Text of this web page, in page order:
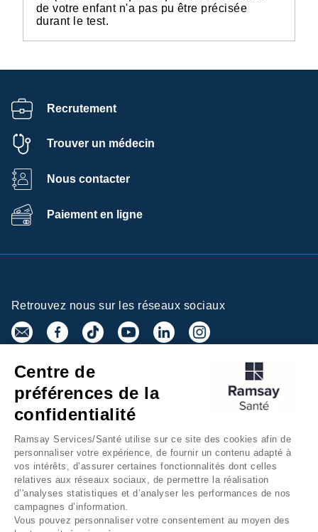
de votre enfant n'a pas pu être précisée
durant le test.
Recrutement
Trouver un médecin
Nous contacter
Paiement en ligne
Retrouvez nous sur les réseaux sociaux
Inscrivez-vous à la newsletter
Groupe Ramsay Santé
Centre de
préférences de la
confidentialité
Ramsay Services/Santé utilise sur ce site des cookies afin de
personnaliser votre expérience, de fournir un contenu adapté à
vos intérêts, d’assurer certaines fonctionnalités dont celles
relatives aux réseaux sociaux, de permettre la réalisation
d’'analyses statistiques et d’analyser les performances de nos
campagnes d’information.
Vous pouvez personnaliser votre consentement au moyen des